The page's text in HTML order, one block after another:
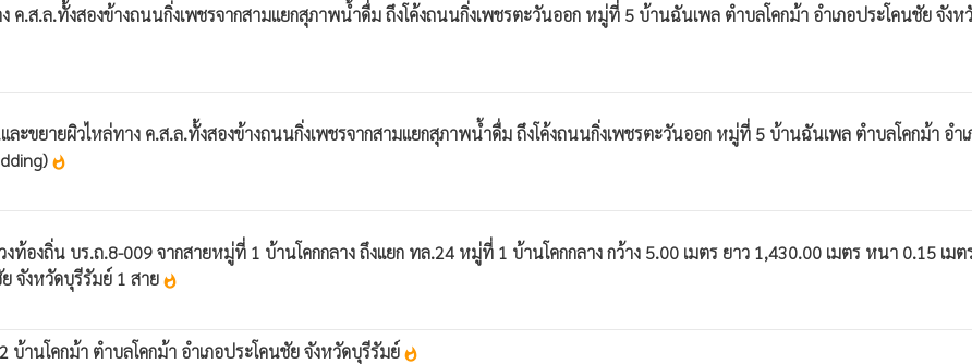
ค.ส.ล.ทั้งสองข้างถนนกิ่งเพชรจากสามแยกสุภาพน้ำดื่ม ถึงโค้งถนนกิ่งเพชรตะวันออก หมู่ที่ 5 บ้านฉันเพล ตำบลโคกม้า อำเภอประโคนชัย จังห
และขยายผิวไหล่ทาง ค.ส.ล.ทั้งสองข้างถนนกิ่งเพชรจากสามแยกสุภาพน้ำดื่ม ถึงโค้งถนนกิ่งเพชรตะวันออก หมู่ที่ 5 บ้านฉันเพล ตำบลโคกม้า อำเ
whatshot
ท้องถิ่น บร.ถ.8-009 จากสายหมู่ที่ 1 บ้านโคกกลาง ถึงแยก ทล.24 หมู่ที่ 1 บ้านโคกกลาง กว้าง 5.00 เมตร ยาว 1,430.00 เมตร หนา 0.15 เม
จังหวัดบุรีรัมย์ 1 สาย whatshot
บ้านโคกม้า ตำบลโคกม้า อำเภอประโคนชัย จังหวัดบุรีรัมย์ whatshot